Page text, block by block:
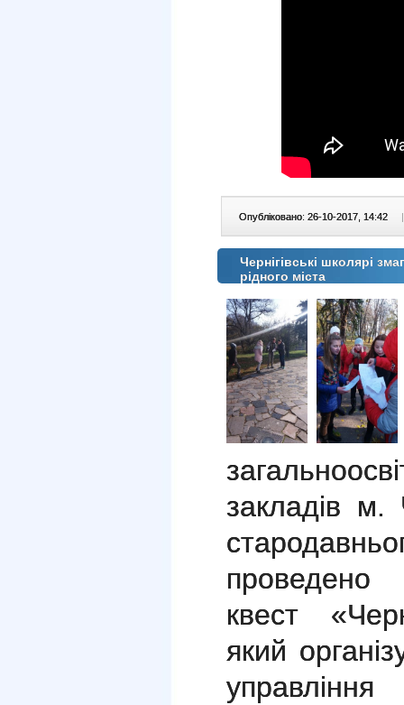
Опубліковано: 26-10-2017, 14:42 |
Чернігівські школярі
рідного міста
закладів м.
проведено
квест
який
управління